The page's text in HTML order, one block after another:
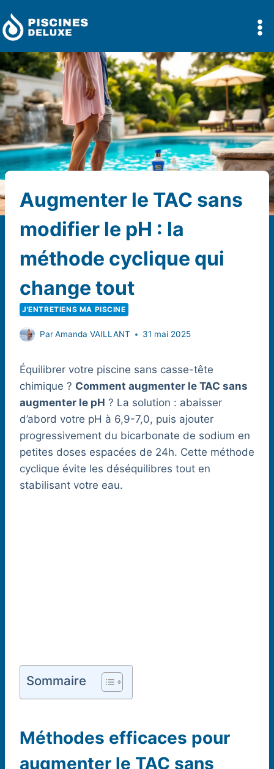
au
contenu
Augmenter le TAC sans
modifier le pH : la
méthode cyclique qui
change tout
J'ENTRETIENS MA PISCINE
ParAmanda VAILLANT 31 mai 2025
Équilibrer votre piscine sans casse-tête
chimique ? Comment augmenter le TAC sans
augmenter le pH ? La solution : abaisser
d’abord votre pH à 6,9-7,0, puis ajouter
progressivement du bicarbonate de sodium en
petites doses espacées de 24h. Cette méthode
cyclique évite les déséquilibres tout en
stabilisant votre eau.
Sommaire
Méthodes efficaces pour
augmenter le TAC sans